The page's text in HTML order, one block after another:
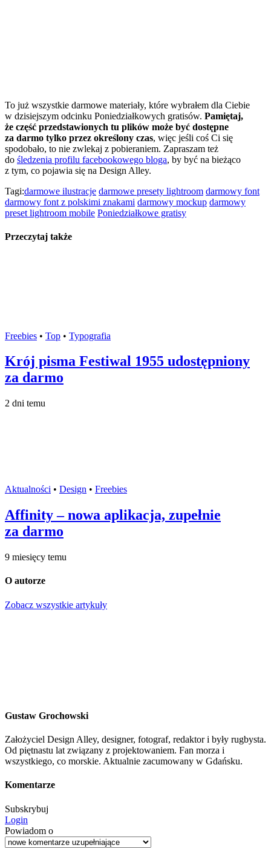
To już wszystkie darmowe materiały, które wybrałem dla Ciebie
w dzisiejszym odcinku Poniedziałkowych gratisów. Pamiętaj,
że część przedstawionych tu plików może być dostępne
za darmo tylko przez określony czas, więc jeśli coś Ci się
spodobało, to nie zwlekaj z pobieraniem. Zapraszam też
do śledzenia profilu facebookowego bloga, by być na bieżąco
z tym, co pojawia się na Design Alley.
Tagi:darmowe ilustracje darmowe presety lightroom darmowy font
darmowy font z polskimi znakami darmowy mockup darmowy
preset lightroom mobile Poniedziałkowe gratisy
Przeczytaj także
Freebies • Top • Typografia
Krój pisma Festiwal 1955 udostępniony
za darmo
2 dni temu
Aktualności • Design • Freebies
Affinity – nowa aplikacja, zupełnie
za darmo
9 miesięcy temu
O autorze
Zobacz wszystkie artykuły
Gustaw Grochowski
Założyciel Design Alley, designer, fotograf, redaktor i były rugbysta.
Od piętnastu lat związany z projektowaniem. Fan morza i
wszystkiego, co morskie. Aktualnie zacumowany w Gdańsku.
Komentarze
Subskrybuj
Login
Powiadom o